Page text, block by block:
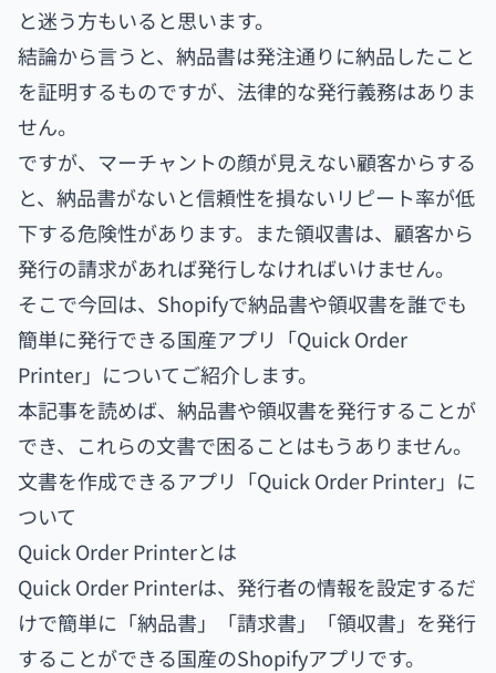
と迷う方もいると思います。
結論から言うと、納品書は発注通りに納品したこと
を証明するものですが、法律的な発行義務はありま
せん。
ですが、マーチャントの顔が見えない顧客からする
と、納品書がないと信頼性を損ないリピート率が低
下する危険性があります。また領収書は、顧客から
発行の請求があれば発行しなければいけません。
そこで今回は、Shopifyで納品書や領収書を誰でも
簡単に発行できる国産アプリ「Quick Order
Printer」についてご紹介します。
本記事を読めば、納品書や領収書を発行することが
でき、これらの文書で困ることはもうありません。
文書を作成できるアプリ「Quick Order Printer」に
ついて
Quick Order Printerとは
Quick Order Printerは、発行者の情報を設定するだ
けで簡単に「納品書」「請求書」「領収書」を発行
することができる国産のShopifyアプリです。